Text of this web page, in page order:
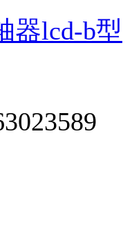
器lcd-b型